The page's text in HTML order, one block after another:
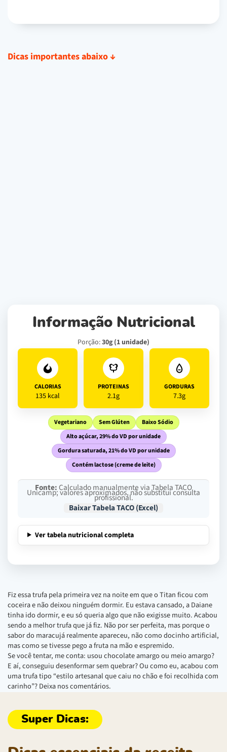
Dicas importantes abaixo ↓
Informação Nutricional
Porção:30g (1 unidade)
CALORIAS
135 kcal
PROTEINAS
2.1g
GORDURAS
7.3g
Vegetariano Sem Glúten
Baixo Sódio
Alto açúcar, 29% do VD por unidade
Gordura saturada, 21% do VD por unidade
Contém lactose (creme de leite)
Fonte:Calculado manualmente via Tabela TACO
Unicamp; valores aproximados, não substitui consulta
profissional.
Baixar Tabela TACO (Excel)
Ver tabela nutricional completa
Fiz essa trufa pela primeira vez na noite em que o Titan ficou com
coceira e não deixou ninguém dormir. Eu estava cansado, a Daiane
tinha ido dormir, e eu só queria algo que não exigisse muito. Acabou
sendo a melhor trufa que já fiz. Não por ser perfeita, mas porque o
sabor do maracujá realmente apareceu, não como docinho artificial,
mas como se tivesse pego a fruta na mão e espremido.
Se você tentar, me conta: usou chocolate amargo ou meio amargo?
E aí, conseguiu desenformar sem quebrar? Ou como eu, acabou com
uma trufa tipo “estilo artesanal que caiu no chão e foi recolhida com
carinho”? Deixa nos comentários.